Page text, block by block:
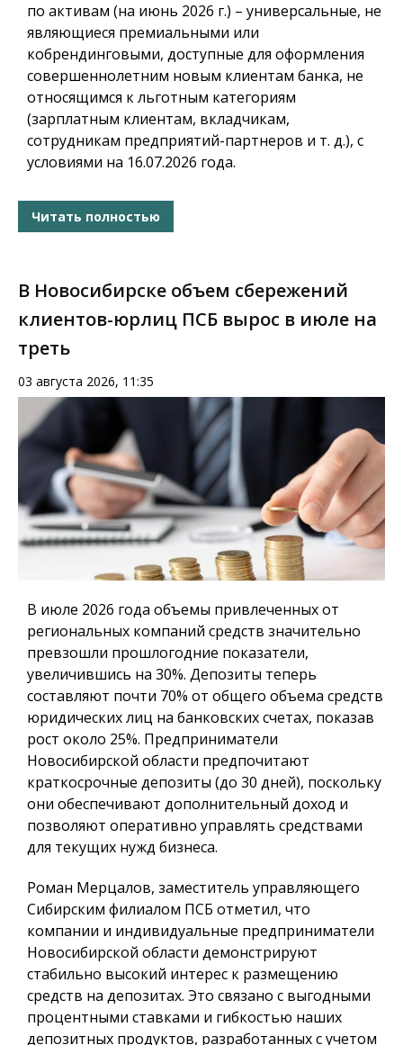
по активам (на июнь 2026 г.) – универсальные, не
являющиеся премиальными или
кобрендинговыми, доступные для оформления
совершеннолетним новым клиентам банка, не
относящимся к льготным категориям
(зарплатным клиентам, вкладчикам,
сотрудникам предприятий-партнеров и т. д.), с
условиями на 16.07.2026 года.
Читать полностью
В Новосибирске объем сбережений
клиентов-юрлиц ПСБ вырос в июле на
треть
03 августа 2026, 11:35
В июле 2026 года объемы привлеченных от
региональных компаний средств значительно
превзошли прошлогодние показатели,
увеличившись на 30%. Депозиты теперь
составляют почти 70% от общего объема средств
юридических лиц на банковских счетах, показав
рост около 25%. Предприниматели
Новосибирской области предпочитают
краткосрочные депозиты (до 30 дней), поскольку
они обеспечивают дополнительный доход и
позволяют оперативно управлять средствами
для текущих нужд бизнеса.
Роман Мерцалов, заместитель управляющего
Сибирским филиалом ПСБ отметил, что
компании и индивидуальные предприниматели
Новосибирской области демонстрируют
стабильно высокий интерес к размещению
средств на депозитах. Это связано с выгодными
процентными ставками и гибкостью наших
депозитных продуктов, разработанных с учетом